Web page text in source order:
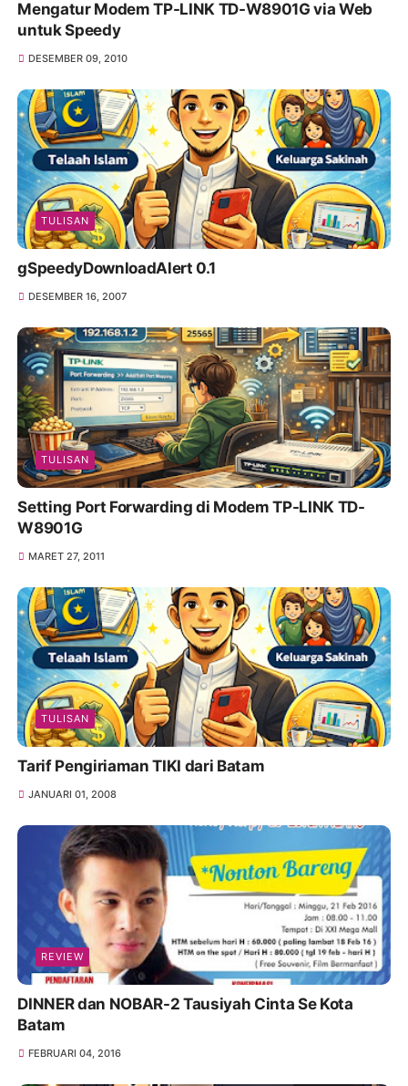
Mengatur Modem TP-LINK TD-W8901G via Web
untuk Speedy
DESEMBER 09, 2010
TULISAN
gSpeedyDownloadAlert 0.1
DESEMBER 16, 2007
TULISAN
Setting Port Forwarding di Modem TP-LINK TD-
W8901G
MARET 27, 2011
TULISAN
Tarif Pengiriaman TIKI dari Batam
JANUARI 01, 2008
REVIEW
DINNER dan NOBAR-2 Tausiyah Cinta Se Kota
Batam
FEBRUARI 04, 2016